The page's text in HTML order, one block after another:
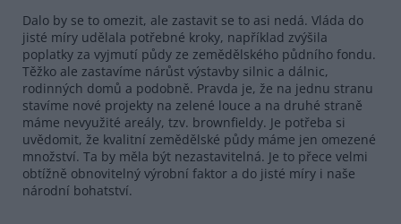
Dalo by se to omezit, ale zastavit se to asi nedá. Vláda do
jisté míry udělala potřebné kroky, například zvýšila
poplatky za vyjmutí půdy ze zemědělského půdního fondu.
Těžko ale zastavíme nárůst výstavby silnic a dálnic,
rodinných domů a podobně. Pravda je, že na jednu stranu
stavíme nové projekty na zelené louce a na druhé straně
máme nevyužité areály, tzv. brownfieldy. Je potřeba si
uvědomit, že kvalitní zemědělské půdy máme jen omezené
množství. Ta by měla být nezastavitelná. Je to přece velmi
obtížně obnovitelný výrobní faktor a do jisté míry i naše
národní bohatství.